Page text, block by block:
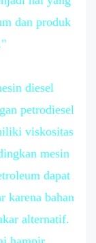
dan produk
diesel
petrodiesel
viskositas
mesin
dapat
karena bahan
alternatif.